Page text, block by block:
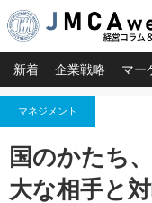
新着 企業戦略 マー
マネジメント
国のかたち
大な相手と